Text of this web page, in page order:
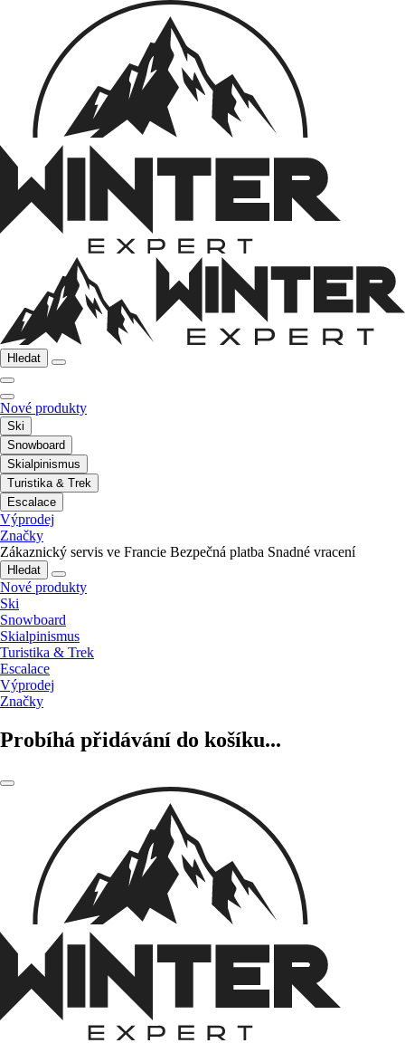
Hledat
Nové produkty
Ski
Snowboard
Skialpinismus
Turistika & Trek
Escalace
Výprodej
Značky
Zákaznický servis ve Francie Bezpečná platba Snadné vracení
Hledat
Nové produkty
Ski
Snowboard
Skialpinismus
Turistika & Trek
Escalace
Výprodej
Značky
Probíhá přidávání do košíku...